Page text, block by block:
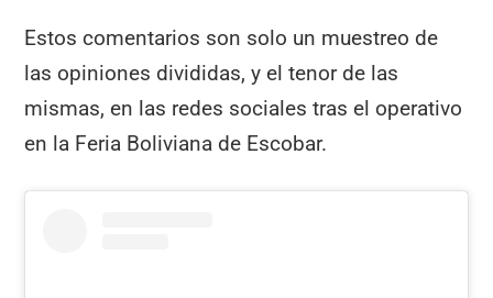
Estos comentarios son solo un muestreo de
las opiniones divididas, y el tenor de las
mismas, en las redes sociales tras el operativo
en la Feria Boliviana de Escobar.